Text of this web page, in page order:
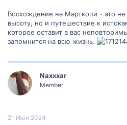
Восхождение на Марткопи - это
высоту, но и путешествие к
которое оставит в вас
запомнится на всю жизнь.
Naxxxar
Member
21 Июн 2024